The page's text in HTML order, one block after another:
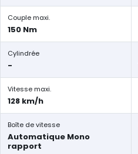
Couple maxi.
150 Nm
Cylindrée
-
Vitesse maxi.
128 km/h
Boîte de vitesse
Automatique Mono
rapport